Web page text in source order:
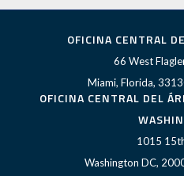
OFICINA CENTRAL
66 West
Miami, Florida,
OFICINA CENTRAL DEL
1015
Washington DC,